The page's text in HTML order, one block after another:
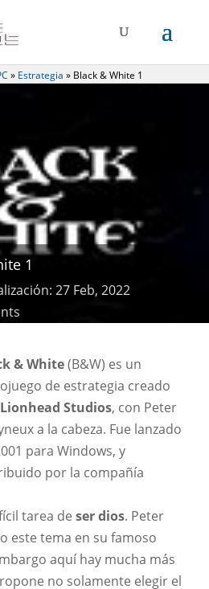
» Estrategia » Black & White 1
1
27 Feb, 2022
& White(B&W) es un
de estrategia creado
Lionhead Studios, con Peter
a la cabeza. Fue lanzado
para Windows, y
por la compañía
tarea deser dios. Peter
este tema en su famoso
aquí hay mucha más
no solamente elegir el